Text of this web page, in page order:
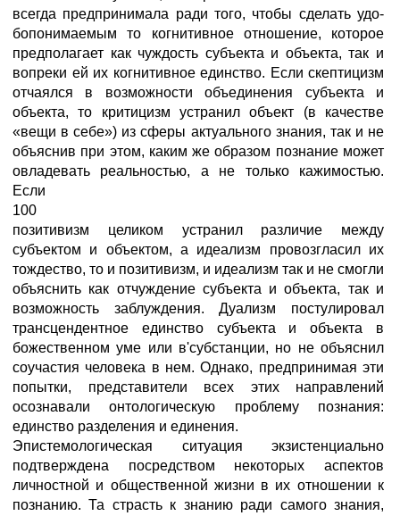
всегда предпринимала ради того, чтобы сделать удо-
бопонимаемым то когнитивное отношение, которое
предполагает как чуждость субъекта и объекта, так и
вопреки ей их когнитивное единство. Если скептицизм
отчаялся в возможности объединения субъекта и
объекта, то критицизм устранил объект (в качестве
«вещи в себе») из сферы актуального знания, так и не
объяснив при этом, каким же образом познание может
овладевать реальностью, а не только кажимостью.
Если
100
позитивизм целиком устранил различие между
субъектом и объектом, а идеализм провозгласил их
тождество, то и позитивизм, и идеализм так и не смогли
объяснить как отчуждение субъекта и объекта, так и
возможность заблуждения. Дуализм постулировал
трансцендентное единство субъекта и объекта в
божественном уме или в'субстанции, но не объяснил
соучастия человека в нем. Однако, предпринимая эти
попытки, представители всех этих направлений
осознавали онтологическую проблему познания:
единство разделения и единения.
Эпистемологическая ситуация экзистенциально
подтверждена посредством некоторых аспектов
личностной и общественной жизни в их отношении к
познанию. Та страсть к знанию ради самого знания,